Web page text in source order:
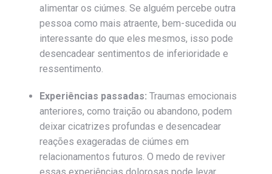
alimentar os ciúmes. Se alguém percebe outra
pessoa como mais atraente, bem-sucedida ou
interessante do que eles mesmos, isso pode
desencadear sentimentos de inferioridade e
ressentimento.
Experiências passadas: Traumas emocionais
anteriores, como traição ou abandono, podem
deixar cicatrizes profundas e desencadear
reações exageradas de ciúmes em
relacionamentos futuros. O medo de reviver